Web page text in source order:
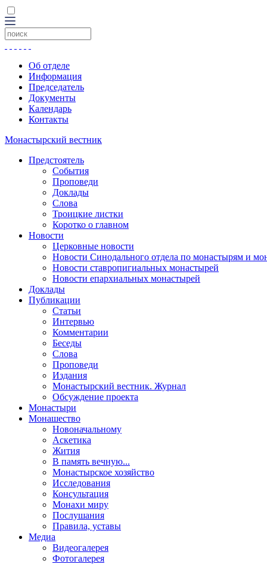
Об отделе
Информация
Председатель
Документы
Календарь
Контакты
Монастырский вестник
Предстоятель
События
Проповеди
Доклады
Слова
Троицкие листки
Коротко о главном
Новости
Церковные новости
Новости Синодального отдела по монастырям и
Новости ставропигиальных монастырей
Новости епархиальных монастырей
Доклады
Публикации
Статьи
Интервью
Комментарии
Беседы
Слова
Проповеди
Издания
Монастырский вестник. Журнал
Обсуждение проекта
Монастыри
Монашество
Новоначальному
Аскетика
Жития
В память вечную...
Монастырское хозяйство
Исследования
Консультация
Монахи миру
Послушания
Правила, уставы
Медиа
Видеогалерея
Фотогалерея